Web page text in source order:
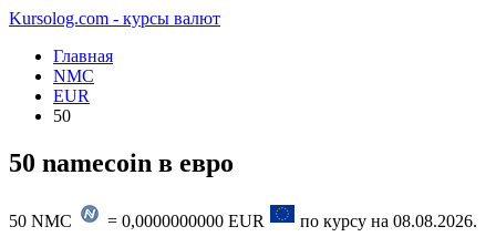
Kursolog.com - курсы валют
Главная
NMC
EUR
50
50 namecoin в евро
50 NMC = 0,0000000000 EUR по курсу на 08.08.2026.